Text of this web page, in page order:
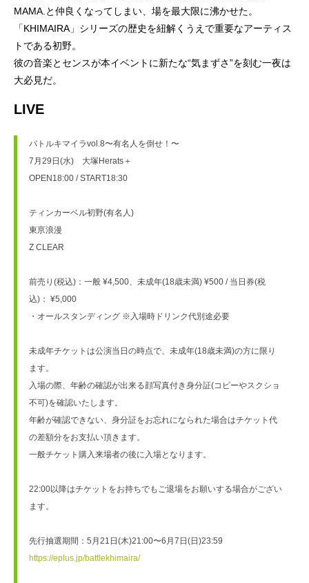
MAMA.と仲良くなってしまい、場を最大限に沸かせた。
「KHIMAIRA」シリーズの歴史を紐解くうえで重要なアーティス
トである初野。
彼の音楽とセンスが本イベントに新たな“気まずさ”を刻む一夜は
大必見だ。
LIVE
バトルキマイラvol.8〜有名人を倒せ！〜
7月29日(水)　大塚Herats＋
OPEN18:00 / START18:30
ティンカーベル初野(有名人)
東亰浪漫
Z CLEAR
前売り(税込)：一般 ¥4,500、未成年(18歳未満) ¥500 / 当日券(税
込)： ¥5,000
・オールスタンディング ※入場時ドリンク代別途必要
未成年チケットは公演当日の時点で、未成年(18歳未満)の方に限り
ます。
入場の際、年齢の確認が出来る顔写真付き身分証(コピーやスクショ
不可)を確認いたします。
年齢が確認できない、身分証をお忘れになられた場合はチケット代
の差額分をお支払い頂きます。
一般チケット購入来場者の後に入場となります。
22:00以降はチケットをお持ちでもご退場をお願いする場合がござい
ます。
先行抽選期間：5月21日(木)21:00〜6月7日(日)23:59
https://eplus.jp/battlekhimaira/